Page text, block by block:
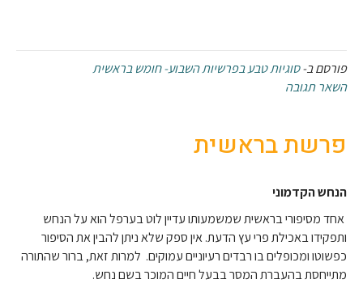
פורסם ב-סוגיות טבע בפרשיות השבוע- חומש בראשית
השאר תגובה
פרשת בראשית
הנחש הקדמוני
אחד מסיפורי בראשית שמשמעותו עדיין לוט בערפל הוא על הנחש
ותפקידו באכילת פרי עץ הדעת. אין ספק שלא ניתן להבין את הסיפור
כפשוטו ומכופלים בו רבדים רעיוניים עמוקים. למרות זאת, ברור שהתורה
מתייחסת בהעברת המסר בבעל חיים המוכר בשם נחש.